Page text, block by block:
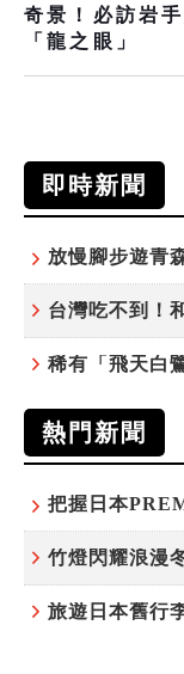
奇景！必訪岩
「龍之眼」
即時新聞
熱門新聞
竹燈閃耀浪漫
旅遊日本舊行